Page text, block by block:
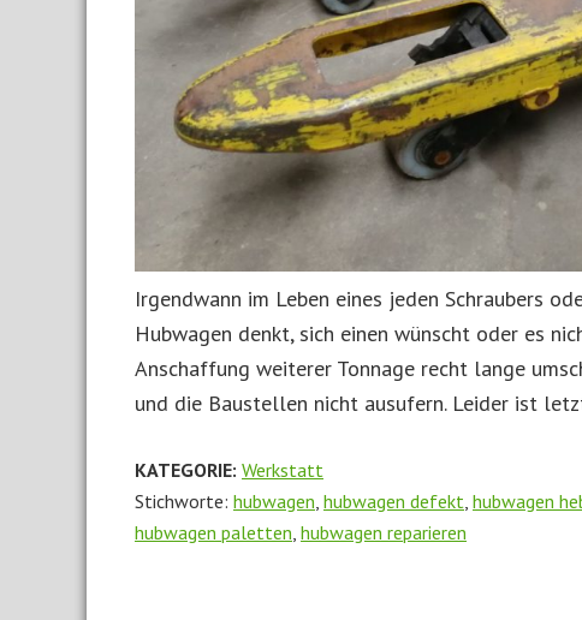
Irgendwann im Leben eines jeden Schraubers
Hubwagen denkt, sich einen wünscht oder es
Anschaffung weiterer Tonnage recht lange
und die Baustellen nicht ausufern. Leider ist
KATEGORIE: Werkstatt
Stichworte: hubwagen, hubwagen defekt, hubwagen
hubwagen paletten, hubwagen reparieren